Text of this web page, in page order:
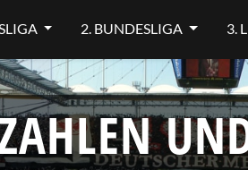
2. BUNDESLIGA 3.